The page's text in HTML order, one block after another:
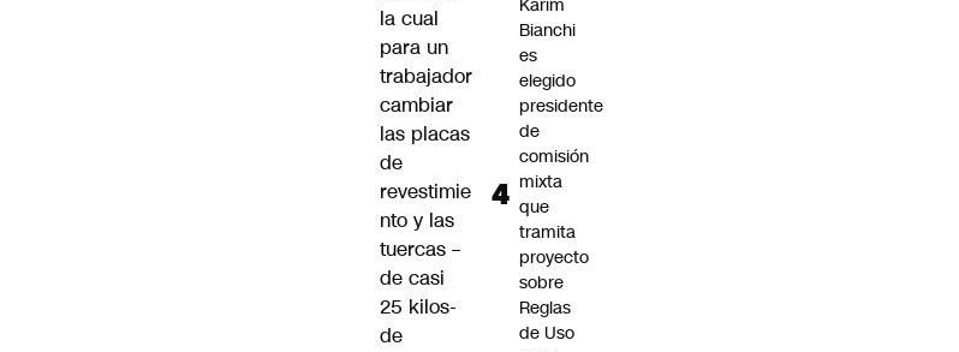
la cual
para un
trabajador
cambiar
las placas
de
revestimie
nto y las
tuercas –
de casi
25 kilos-
de
Karim
Bianchi
es
elegido
presidente
de
comisión
mixta
que
tramita
proyecto
sobre
Reglas
de Uso